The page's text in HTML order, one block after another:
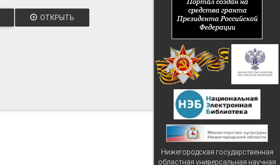
ОТКРЫТЬ
Нижегородская государственная
областная универсальная научная